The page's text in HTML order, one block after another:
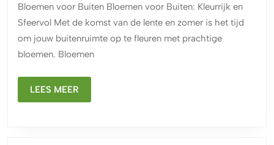
Kleur
en
Sfeer
jouw
Tuin!
Bloemen voor Buiten Bloemen voor Buiten: Kleurrijk en
Sfeervol Met de komst van de lente en zomer is het tijd
om jouw buitenruimte op te fleuren met prachtige
bloemen. Bloemen
LEES MEER
MEER